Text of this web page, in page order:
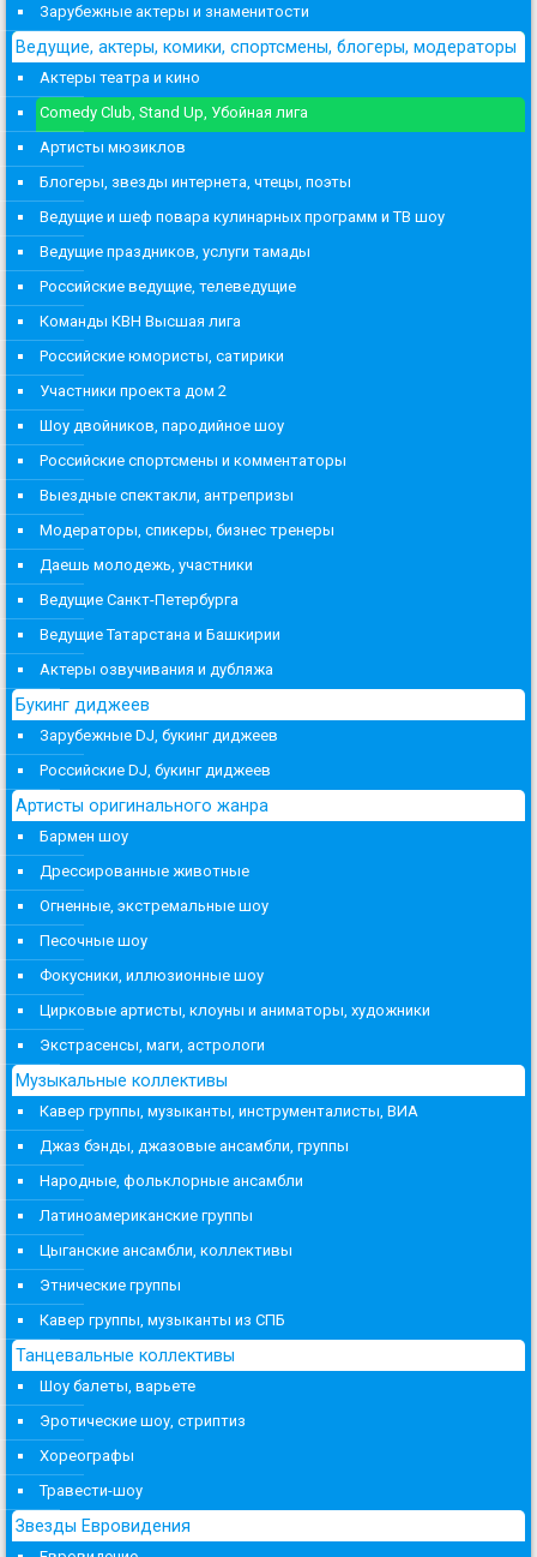
Зарубежные актеры и знаменитости
Ведущие, актеры, комики, спортсмены, блогеры, модераторы
Актеры театра и кино
Comedy Club, Stand Up, Убойная лига
Артисты мюзиклов
Блогеры, звезды интернета, чтецы, поэты
Ведущие и шеф повара кулинарных программ и ТВ шоу
Ведущие праздников, услуги тамады
Российские ведущие, телеведущие
Команды КВН Высшая лига
Российские юмористы, сатирики
Участники проекта дом 2
Шоу двойников, пародийное шоу
Российские спортсмены и комментаторы
Выездные спектакли, антрепризы
Модераторы, спикеры, бизнес тренеры
Даешь молодежь, участники
Ведущие Санкт-Петербурга
Ведущие Татарстана и Башкирии
Актеры озвучивания и дубляжа
Букинг диджеев
Зарубежные DJ, букинг диджеев
Российские DJ, букинг диджеев
Артисты оригинального жанра
Бармен шоу
Дрессированные животные
Огненные, экстремальные шоу
Песочные шоу
Фокусники, иллюзионные шоу
Цирковые артисты, клоуны и аниматоры, художники
Экстрасенсы, маги, астрологи
Музыкальные коллективы
Кавер группы, музыканты, инструменталисты, ВИА
Джаз бэнды, джазовые ансамбли, группы
Народные, фольклорные ансамбли
Латиноамериканские группы
Цыганские ансамбли, коллективы
Этнические группы
Кавер группы, музыканты из СПБ
Танцевальные коллективы
Шоу балеты, варьете
Эротические шоу, стриптиз
Хореографы
Травести-шоу
Звезды Евровидения